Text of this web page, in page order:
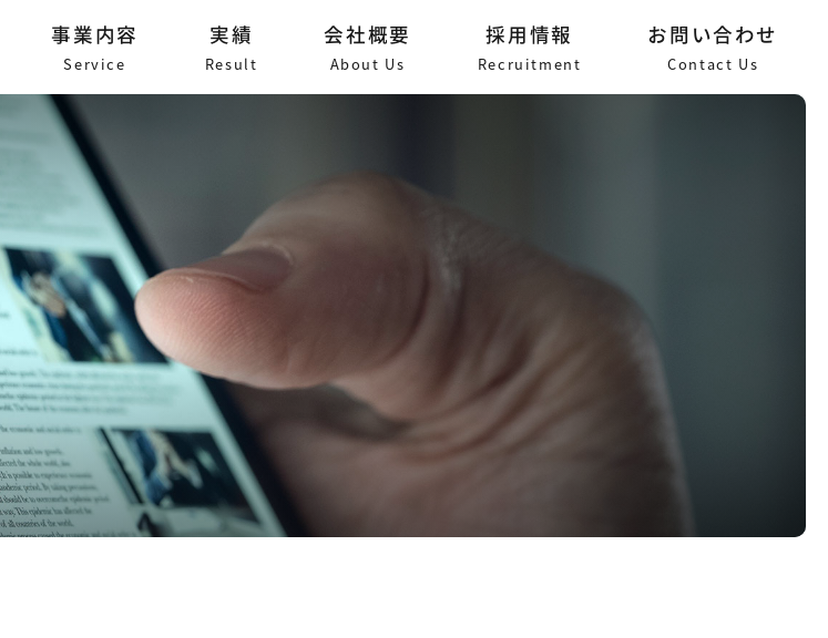
事業内容
Service
実績
Result
会社概要
About Us
採用情報
Recruitment
お問い合わせ
Contact Us